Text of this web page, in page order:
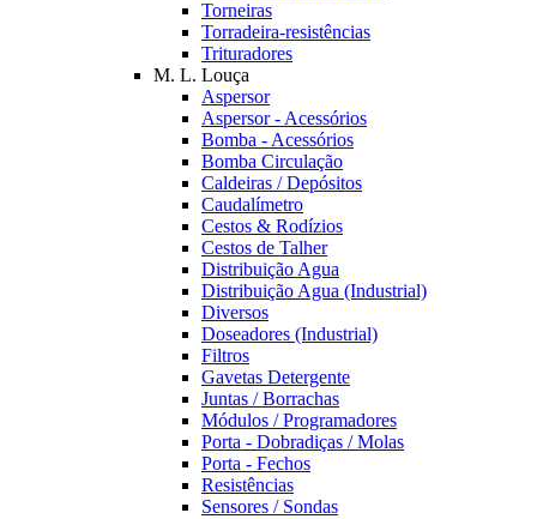
Torneiras
Torradeira-resistências
Trituradores
M. L. Louça
Aspersor
Aspersor - Acessórios
Bomba - Acessórios
Bomba Circulação
Caldeiras / Depósitos
Caudalímetro
Cestos & Rodízios
Cestos de Talher
Distribuição Agua
Distribuição Agua (Industrial)
Diversos
Doseadores (Industrial)
Filtros
Gavetas Detergente
Juntas / Borrachas
Módulos / Programadores
Porta - Dobradiças / Molas
Porta - Fechos
Resistências
Sensores / Sondas